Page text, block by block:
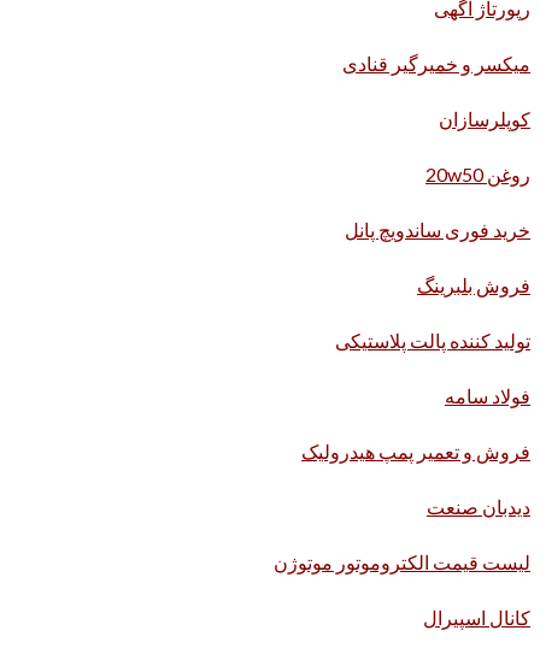
رپورتاژ آگهی
میکسر و خمیرگیر قنادی
کوپلرسازان
روغن 20w50
خرید فوری ساندویچ پانل
فروش بلبرینگ
تولید کننده پالت پلاستیکی
فولاد سامه
فروش و تعمیر پمپ هیدرولیک
دیدبان صنعت
لیست قیمت الکتروموتور موتوژن
کانال اسپیرال